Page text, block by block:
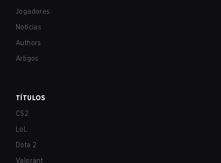
Jogadores
Notícias
Authors
Artigos
TÍTULOS
CS2
LoL
Dota 2
Valorant